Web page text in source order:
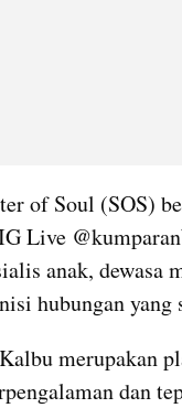
of Soul (SOS)
Live
anak, dewasa
hubungan yang
merupakan
dan